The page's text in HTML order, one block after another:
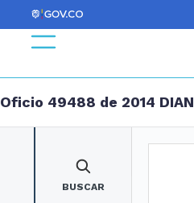
Oficio 49488 de 2014 DIAN
BUSCAR